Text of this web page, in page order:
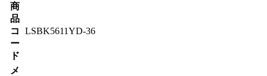
商
品
コ
ー
ド
LSBK5611YD-36
メ